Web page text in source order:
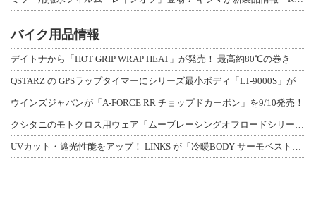
バイク用品情報
デイトナから「HOT GRIP WRAP HEAT」が発売！ 最高約80℃の巻き
QSTARZ の GPSラップタイマーにシリーズ最小ボディ「LT-9000S」が
ウインズジャパンが「A-FORCE RR チョップドカーボン」を9/10発売！